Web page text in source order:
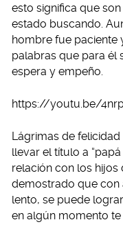
esto significa que
estado buscando.
hombre fue paciente
palabras que para él
espera y empeño.
https://youtu.be/
Lágrimas de
llevar el título a
relación con los hijos
demostrado que con
lento, se puede
en algún momento te